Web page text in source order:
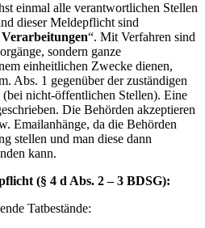
einmal alle verantwortlichen Stellen
dieser Meldepflicht sind
“. Mit Verfahren sind
sondern ganze
einheitlichen Zwecke dienen,
Abs. 1 gegenüber der zuständigen
nicht-öffentlichen Stellen). Eine
Die Behörden akzeptieren
Emailanhänge, da die Behörden
stellen und man diese dann
kann.
(§ 4 d Abs. 2 – 3 BDSG):
Tatbestände: